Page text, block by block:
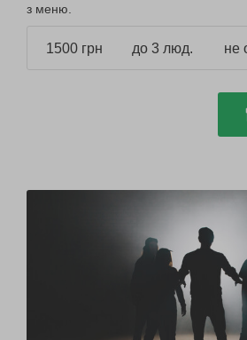
з меню.
1500 грн до 3 люд. не